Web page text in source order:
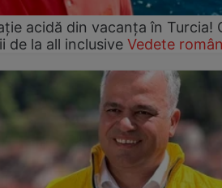
acidă din vacanța în Turcia!
de la all inclusive Vedete